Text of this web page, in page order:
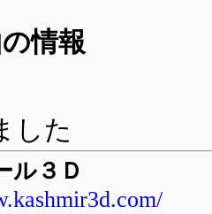
の情報
した
ル３Ｄ